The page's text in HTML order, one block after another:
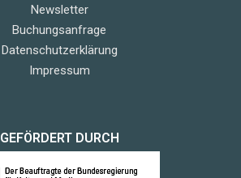
Newsletter
Buchungsanfrage
Datenschutzerklärung
Impressum
GEFÖRDERT DURCH